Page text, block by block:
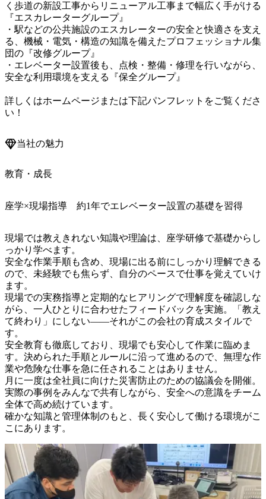
く歩道の新設工事からリニューアル工事まで幅広く手がける
『エスカレーターグループ』
・駅などの公共施設のエスカレーターの安全と快適さを支え
る、機械・電気・構造の知識を備えたプロフェッショナル集
団の『改修グループ』
・エレベーター設置後も、点検・整備・修理を行いながら、
安全な利用環境を支える『保全グループ』
詳しくはホームページまたは下記パンフレットをご覧くださ
い！
当社の魅力
教育・成長
座学×現場指導 約1年でエレベーター設置の基礎を習得
現場では教えきれない知識や理論は、座学研修で基礎からし
っかり学べます。
安全な作業手順も含め、現場に出る前にしっかり理解できる
ので、未経験でも焦らず、自分のペースで仕事を覚えていけ
ます。
現場での実務指導と定期的なヒアリングで理解度を確認しな
がら、一人ひとりに合わせたフィードバックを実施。「教え
て終わり」にしない——それがこの会社の育成スタイルで
す。
安全教育も徹底しており、現場でも安心して作業に臨めま
す。決められた手順とルールに沿って進めるので、無理な作
業や危険な仕事を急に任されることはありません。
月に一度は全社員に向けた災害防止のための協議会を開催。
実際の事例をみんなで共有しながら、安全への意識をチーム
全体で高め続けています。
確かな知識と管理体制のもと、長く安心して働ける環境がこ
こにあります。